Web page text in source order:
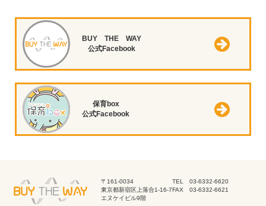
BUY THE WAY
公式Facebook
保育box
公式Facebook
〒161-0034
東京都新宿区上落合1-16-7
エヌケイビル9階
TEL 03-6332-6620
FAX 03-6332-6621